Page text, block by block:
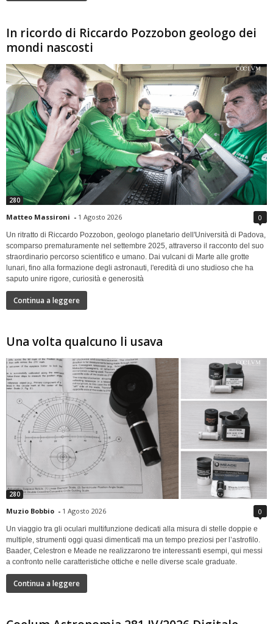
In ricordo di Riccardo Pozzobon geologo dei
mondi nascosti
280
Matteo Massironi - 1 Agosto 2026 0
Un ritratto di Riccardo Pozzobon, geologo planetario dell'Università di Padova,
scomparso prematuramente nel settembre 2025, attraverso il racconto del suo
straordinario percorso scientifico e umano. Dai vulcani di Marte alle grotte
lunari, fino alla formazione degli astronauti, l'eredità di uno studioso che ha
saputo unire rigore, curiosità e generosità
Continua a leggere
Una volta qualcuno li usava
280
Muzio Bobbio - 1 Agosto 2026 0
Un viaggio tra gli oculari multifunzione dedicati alla misura di stelle doppie e
multiple, strumenti oggi quasi dimenticati ma un tempo preziosi per l’astrofilo.
Baader, Celestron e Meade ne realizzarono tre interessanti esempi, qui messi
a confronto nelle caratteristiche ottiche e nelle diverse scale graduate.
Continua a leggere